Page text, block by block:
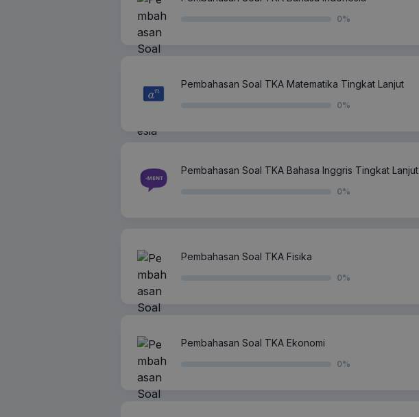
0%
Pembahasan Soal TKA Matematika Tingkat Lanjut
0%
Pembahasan Soal TKA Bahasa Inggris Tingkat Lanjut
0%
Pembahasan Soal TKA Fisika
0%
Pembahasan Soal TKA Ekonomi
0%